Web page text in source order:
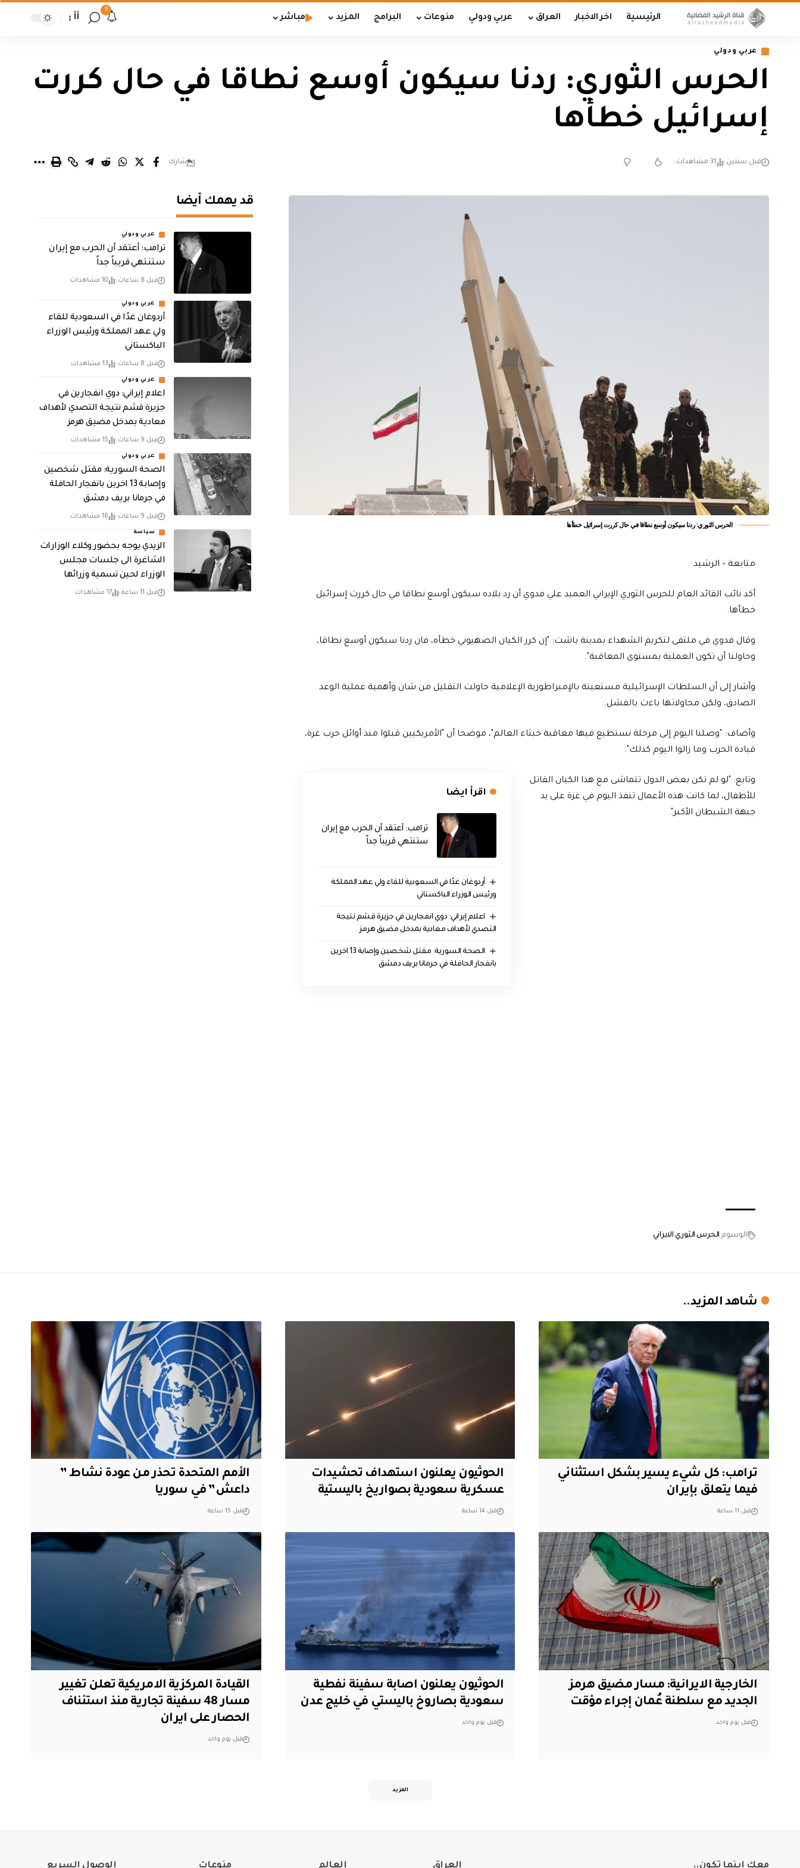
الرئيسية اخر الاخبار العراق عربي ودولي منوعات البرامج المزيد مباشر
9
أأ
عربي ودولي
الحرس الثوري: ردنا سيكون أوسع نطاقا في حال كررت
إسرائيل خطأها
قبل سنتين 31 مشاهدات شارك
الحرس الثوري: ردنا سيكون أوسع نطاقا في حال كررت إسرائيل خطأها
متابعة – الرشيد
أكد نائب القائد العام للحرس الثوري الإيراني العميد علي فدوي أن رد بلاده سيكون أوسع نطاقا في حال كررت إسرائيل
خطأها.
وقال فدوي في ملتقى لتكريم الشهداء بمدينة باشت: "إن كرر الكيان الصهيوني خطأه، فان ردنا سيكون أوسع نطاقا،
وحاولنا أن تكون العملية بمستوى المعاقبة".
وأشار إلى أن السلطات الإسرائيلية مستعينة بالإمبراطورية الإعلامية حاولت التقليل من شان وأهمية عملية الوعد
الصادق، ولكن محاولاتها باءت بالفشل.
وأضاف: "وصلنا اليوم إلى مرحلة نستطيع فيها معاقبة خبثاء العالم"، موضحا أن "الأمريكيين قبلوا منذ أوائل حرب غزة،
قيادة الحرب وما زالوا اليوم كذلك".
اقرأ ايضا
‏ترامب: أعتقد أن الحرب مع إيران
ستنتهي قريباً جداً
أردوغان غدًا في السعودية للقاء ولي عهد المملكة
ورئيس الوزراء الباكستاني
اعلام إيراني: دوي انفجارين في جزيرة قشم نتيجة
التصدي لأهداف معادية بمدخل مضيق هرمز
الصحة السورية: مقتل شخصين وإصابة 13 اخرين
بانفجار الحافلة في جرمانا بريف دمشق
وتابع: "لو لم تكن بعض الدول تتماشى مع هذا الكيان القاتل
للأطفال، لما كانت هذه الأعمال تنفذ اليوم في غزة على يد
جبهة الشيطان الأكبر".
الوسوم الحرس الثوري الايراني
قد يهمك أيضا
عربي ودولي
‏ترامب: أعتقد أن الحرب مع إيران
ستنتهي قريباً جداً
قبل 8 ساعات 10 مشاهدات
عربي ودولي
أردوغان غدًا في السعودية للقاء
ولي عهد المملكة ورئيس الوزراء
الباكستاني
قبل 8 ساعات 13 مشاهدات
عربي ودولي
اعلام إيراني: دوي انفجارين في
جزيرة قشم نتيجة التصدي لأهداف
معادية بمدخل مضيق هرمز
قبل 9 ساعات 15 مشاهدات
عربي ودولي
الصحة السورية: مقتل شخصين
وإصابة 13 اخرين بانفجار الحافلة
في جرمانا بريف دمشق
قبل 9 ساعات 16 مشاهدات
سياسة
الزيدي يوجه بحضور وكلاء الوزارات
الشاغرة الى جلسات مجلس
الوزراء لحين تسمية وزرائها
قبل 11 ساعة 17 مشاهدات
شاهد المزيد..
ترامب: كل شيء يسير بشكل استثنائي
فيما يتعلق بإيران
قبل 11 ساعة
الحوثيون يعلنون استهداف تحشيدات
عسكرية سعودية بصواريخ باليستية
قبل 14 ساعة
الأمم المتحدة تحذر من عودة نشاط ”
داعش” في سوريا
قبل 15 ساعة
الخارجية الايرانية: مسار مضيق هرمز
الجديد مع سلطنة عُمان إجراء مؤقت
قبل يوم واحد
الحوثيون يعلنون اصابة سفينة نفطية
سعودية بصاروخ باليستي في خليج عدن
قبل يوم واحد
القيادة المركزية الامريكية تعلن تغيير
مسار 48 سفينة تجارية منذ استئناف
الحصار على ايران
قبل يوم واحد
المزيد
معك اينما تكون.. العراق العالم منوعات الوصول السريع